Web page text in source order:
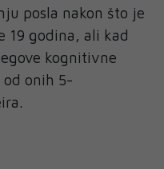
posla nakon što je
19 godina, ali kad
kognitivne
od onih 5-